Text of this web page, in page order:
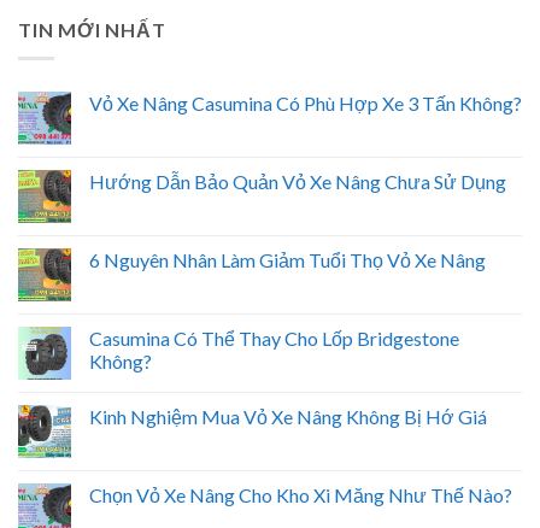
TIN MỚI NHẤT
Vỏ Xe Nâng Casumina Có Phù Hợp Xe 3 Tấn Không?
Hướng Dẫn Bảo Quản Vỏ Xe Nâng Chưa Sử Dụng
6 Nguyên Nhân Làm Giảm Tuổi Thọ Vỏ Xe Nâng
Casumina Có Thể Thay Cho Lốp Bridgestone
Không?
Kinh Nghiệm Mua Vỏ Xe Nâng Không Bị Hớ Giá
Chọn Vỏ Xe Nâng Cho Kho Xi Măng Như Thế Nào?